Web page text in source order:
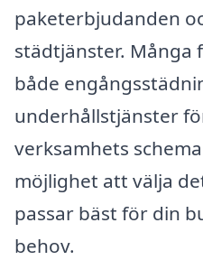
paketerbjudanden
städtjänster.
både
underhållstjänster
verksamhets
möjlighet att välja
passar bäst för din
behov.